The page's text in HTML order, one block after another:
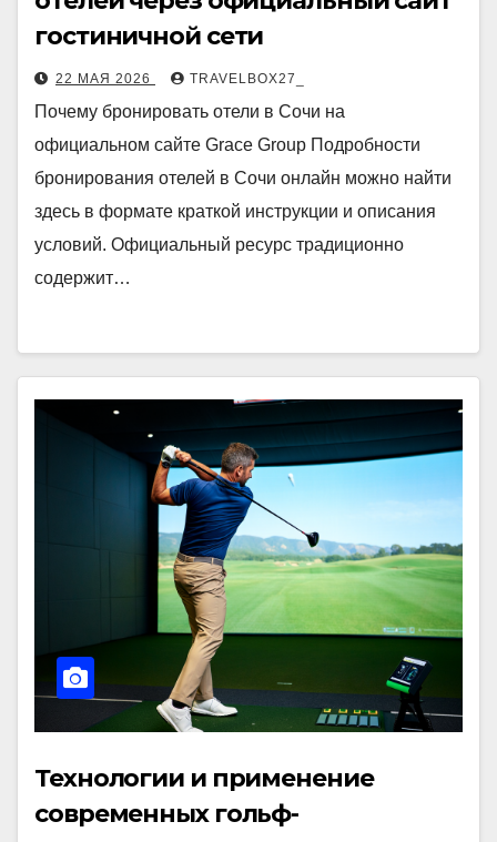
гостиничной сети
22 МАЯ 2026 TRAVELBOX27_
Почему бронировать отели в Сочи на
официальном сайте Grace Group Подробности
бронирования отелей в Сочи онлайн можно найти
здесь в формате краткой инструкции и описания
условий. Официальный ресурс традиционно
содержит…
Технологии и применение
современных гольф-